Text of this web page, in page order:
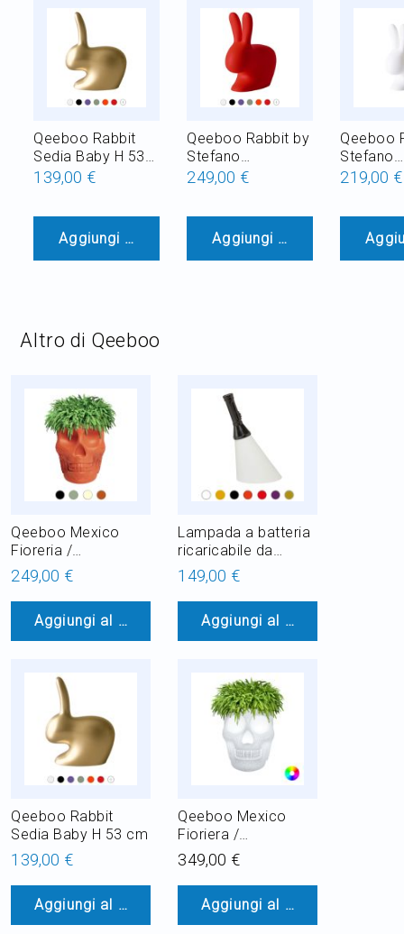
Qeeboo Rabbit
Sedia Baby H 53
cm
139,00 €
Aggiungi al Carrello
Qeeboo Rabbit by
Stefano
Giovannoni Sedia
249,00 €
Aggiungi al Carrello
Qeeboo
Stefano
RGB
219,00 €
Altro di Qeeboo
Qeeboo Mexico
Fioreria /
Refrigeratore per
Champagne H 45
cm
249,00 €
Aggiungi al Carrello
Lampada a batteria
ricaricabile da
Tavolo/Applique
Qeeboo Flash LED
8W H 48 cm
149,00 €
Aggiungi al Carrello
Qeeboo Rabbit
Sedia Baby H 53 cm
139,00 €
Aggiungi al Carrello
Qeeboo Mexico
Fioriera /
Refrigeratore per
Champagne
Luminoso H 45 cm
LED RGB 8W per
esterno
349,00 €
Aggiungi al Carrello